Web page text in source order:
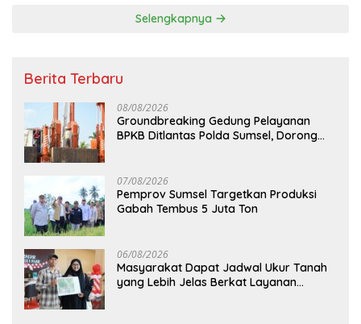
Selengkapnya
Berita Terbaru
08/08/2026
Groundbreaking Gedung Pelayanan
BPKB Ditlantas Polda Sumsel, Dorong
07/08/2026
Pemprov Sumsel Targetkan Produksi
Gabah Tembus 5 Juta Ton
06/08/2026
Masyarakat Dapat Jadwal Ukur Tanah
yang Lebih Jelas Berkat Layanan